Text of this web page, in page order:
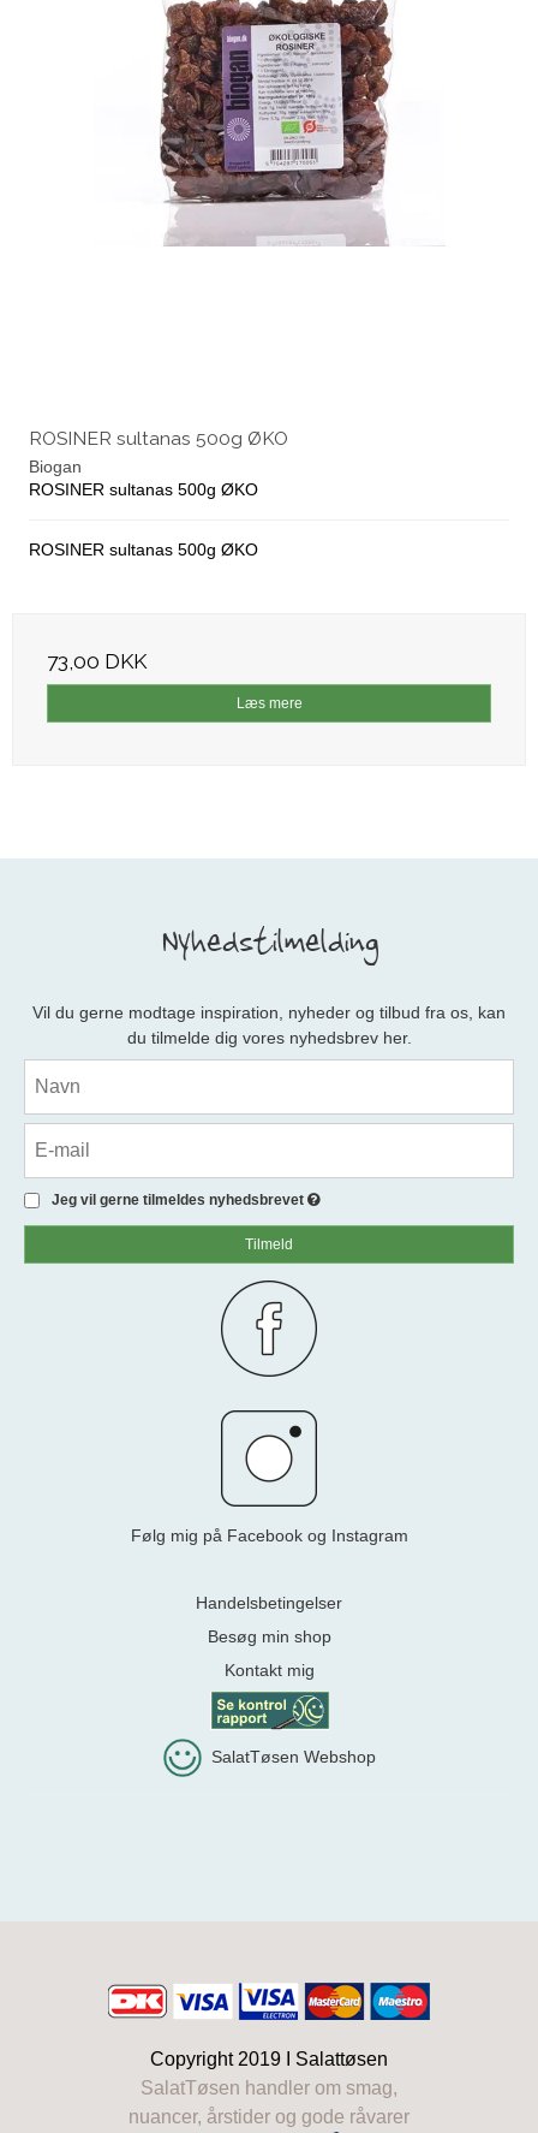
ROSINER sultanas 500g ØKO
Biogan
ROSINER sultanas 500g ØKO
ROSINER sultanas 500g ØKO
73,00 DKK
Læs mere
Nyhedstilmelding
Vil du gerne modtage inspiration, nyheder og tilbud fra os, kan
du tilmelde dig vores nyhedsbrev her.
Jeg vil gerne tilmeldes nyhedsbrevet
Tilmeld
Følg mig på Facebook og Instagram
Handelsbetingelser
Besøg min shop
Kontakt mig
SalatTøsen Webshop
Copyright 2019 I Salattøsen
SalatTøsen handler om smag,
nuancer, årstider og gode råvarer